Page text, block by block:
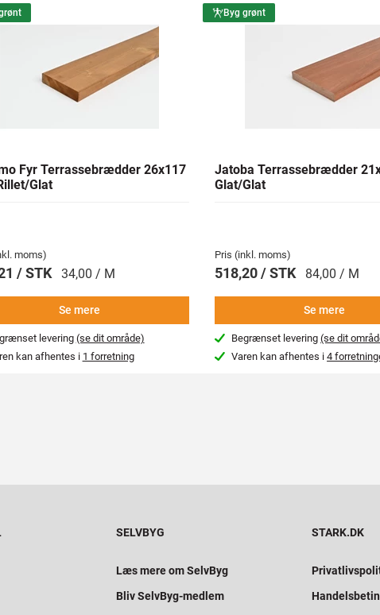
Fyr Terrassebrædder 26x117
Glat
moms)
/ STK 34,00 / M
Se mere
levering (se dit område)
kan afhentes i 1 forretning
Byg grønt
Jatoba Terrassebrædder
Glat/Glat
Pris (inkl. moms)
518,20 / STK 84,00 / M
Se mere
Begrænset levering(se dit
Varen kan afhentes i4
SELVBYG
Læs mere om SelvByg
Bliv SelvByg-medlem
STARK.DK